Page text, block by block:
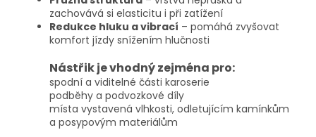
zachovává si elasticitu i při zatížení
Redukce hluku a vibrací – pomáhá zvyšovat
komfort jízdy snížením hlučnosti
Nástřik je vhodný zejména pro:
spodní a viditelné části karoserie
podběhy a podvozkové díly
místa vystavená vlhkosti, odletujícím kamínkům
a posypovým materiálům